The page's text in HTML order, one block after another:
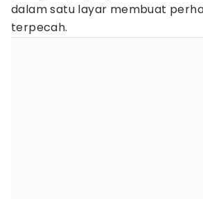
dalam satu layar membuat
terpecah.